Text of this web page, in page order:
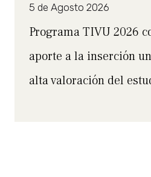
5 de Agosto 2026
Programa TIVU 2026
aporte a la inserción
alta valoración del